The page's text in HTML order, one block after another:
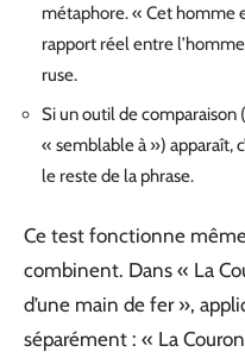
métaphore. « Cet homme
rapport réel entre
ruse.
Si un outil de
« semblable à ») apparaît,
le reste de la phrase.
Ce test fonctionne
combinent. Dans « La
d’une main de fer »,
séparément : « La